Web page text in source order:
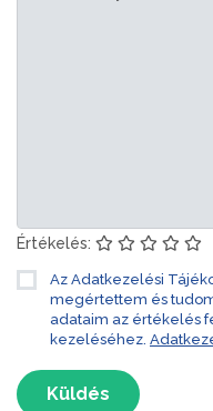
Értékelés:
Az Adatkezelési
megértettem és
adataim az értékelés
kezeléséhez.
Küldés